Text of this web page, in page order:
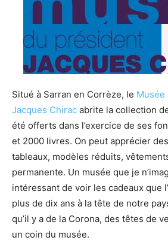
Situé à Sarran en Corrèze, le Musée
Jacques Chirac abrite la collection
été offerts dans l’exercice de ses
et 2000 livres. On peut apprécier
tableaux, modèles réduits,
permanente. Un musée que je
intéressant de voir les cadeaux que
plus de dix ans à la tête de notre
qu’il y a de la Corona, des têtes de
un coin du musée.